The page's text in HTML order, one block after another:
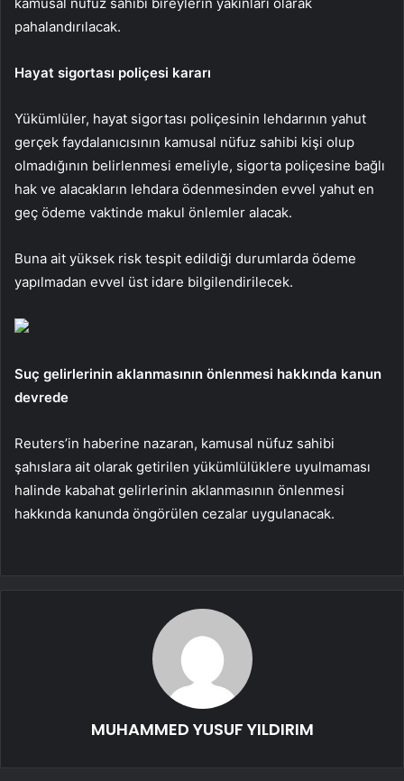
kamusal nüfuz sahibi bireylerin yakınları olarak
pahalandırılacak.
Hayat sigortası poliçesi kararı
Yükümlüler, hayat sigortası poliçesinin lehdarının yahut
gerçek faydalanıcısının kamusal nüfuz sahibi kişi olup
olmadığının belirlenmesi emeliyle, sigorta poliçesine bağlı
hak ve alacakların lehdara ödenmesinden evvel yahut en
geç ödeme vaktinde makul önlemler alacak.
Buna ait yüksek risk tespit edildiği durumlarda ödeme
yapılmadan evvel üst idare bilgilendirilecek.
Suç gelirlerinin aklanmasının önlenmesi hakkında kanun
devrede
Reuters’in haberine nazaran, kamusal nüfuz sahibi
şahıslara ait olarak getirilen yükümlülüklere uyulmaması
halinde kabahat gelirlerinin aklanmasının önlenmesi
hakkında kanunda öngörülen cezalar uygulanacak.
MUHAMMED YUSUF YILDIRIM